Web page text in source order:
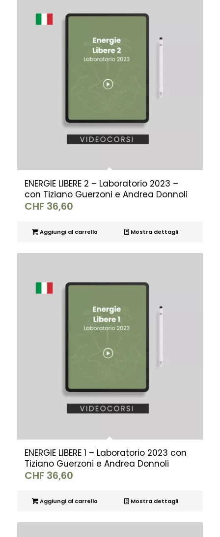
ENERGIE LIBERE 2 – Laboratorio 2023 –
con Tiziano Guerzoni e Andrea Donnoli
CHF36,60
Aggiungi al carrello Mostra dettagli
ENERGIE LIBERE 1 – Laboratorio 2023 con
Tiziano Guerzoni e Andrea Donnoli
CHF36,60
Aggiungi al carrello Mostra dettagli